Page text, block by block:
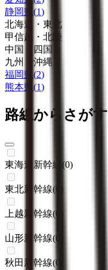
静岡県 (1)
北海道・東北
甲信越・北陸
中国・四国
九州・沖縄
福岡県 (2)
熊本県 (1)
路線からさがす
東海道新幹線 (0)
東北新幹線(0
上越新幹線(0
山形新幹線(0
秋田新幹線(0